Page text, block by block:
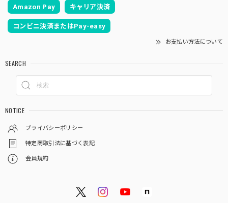
Amazon Pay キャリア決済
コンビニ決済またはPay-easy
お支払い方法について
SEARCH
NOTICE
プライバシーポリシー
特定商取引法に基づく表記
会員規約